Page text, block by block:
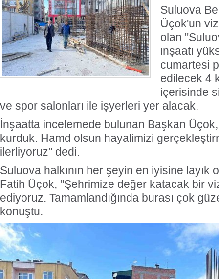
Suluova
Üçok'un
olan
inşaatı
cumartesi
edilecek 4
içerisinde
ve spor salonları ile işyerleri yer alacak.
İnşaatta incelemede bulunan Başkan
kurduk. Hamd olsun hayalimizi
ilerliyoruz" dedi.
Suluova halkının her şeyin en iyisine layık
Fatih Üçok, "Şehrimize değer katacak bir
ediyoruz. Tamamlandığında burası çok
konuştu.